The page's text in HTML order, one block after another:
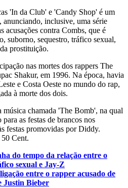
'In da Club' e 'Candy Shop' é um
inclusive, uma série
acusações contra Combs, que é
suborno, sequestro, tráfico sexual,
prostituição.
nas mortes dos rappers The
Shakur, em 1996. Na época, havia
e Costa Oeste no mundo do rap,
à morte dos dois.
música chamada 'The Bomb', na qual
as festas de brancos nos
festas promovidas por Diddy.
Cent.
do tempo da relação entre o
sexual e Jay-Z
entre o rapper acusado de
Justin Bieber